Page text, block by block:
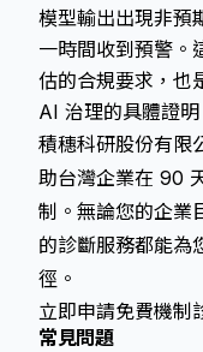
模型輸出出現非預
一時間收到預警
估的合規要求，也
AI 治理的具體證明
積穗科研股份有限
助台灣企業在 90
制。無論您的企業
的診斷服務都能為
徑。
立即申請免費機
常見問題